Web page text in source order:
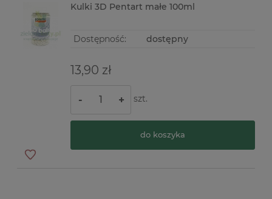
Kulki 3D Pentart małe 100ml
Dostępność: dostępny
13,90 zł
- + szt.
do koszyka